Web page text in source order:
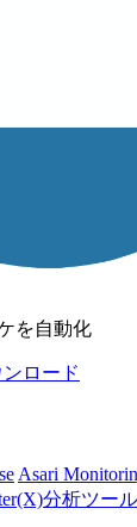
を自動化
ロード
Asari
分析ツー